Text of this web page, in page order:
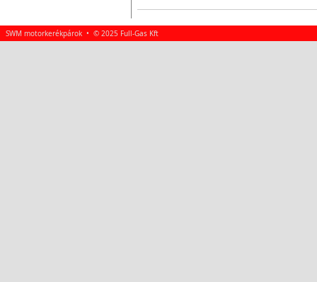
SWM motorkerékpárok • © 2025 Full-Gas Kft